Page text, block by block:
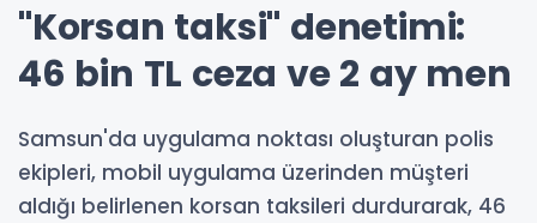
"Korsan taksi" denetimi:
46 bin TL ceza ve 2 ay men
Samsun'da uygulama noktası oluşturan polis
ekipleri, mobil uygulama üzerinden müşteri
aldığı belirlenen korsan taksileri durdurarak, 46